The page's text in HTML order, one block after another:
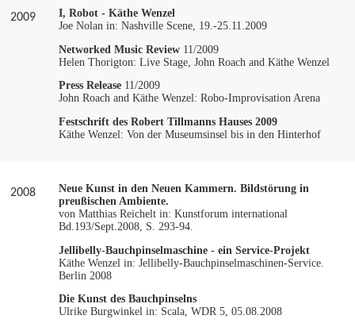
2009
I, Robot - Käthe Wenzel
Joe Nolan in: Nashville Scene, 19.-25.11.2009
Networked Music Review11/2009
Helen Thorigton: Live Stage, John Roach and Käthe Wenzel
Press Release 11/2009
John Roach and Käthe Wenzel: Robo-Improvisation Arena
Festschrift des Robert Tillmanns Hauses 2009
Käthe Wenzel: Von der Museumsinsel bis in den Hinterhof
2008
Neue Kunst in den Neuen Kammern. Bildstörung in
preußischen Ambiente.
von Matthias Reichelt in: Kunstforum international
Bd.193/Sept.2008, S. 293-94.
Jellibelly-Bauchpinselmaschine - ein Service-Projekt
Käthe Wenzel in: Jellibelly-Bauchpinselmaschinen-Service.
Berlin 2008
Die Kunst des Bauchpinselns
Ulrike Burgwinkel in: Scala, WDR 5, 05.08.2008